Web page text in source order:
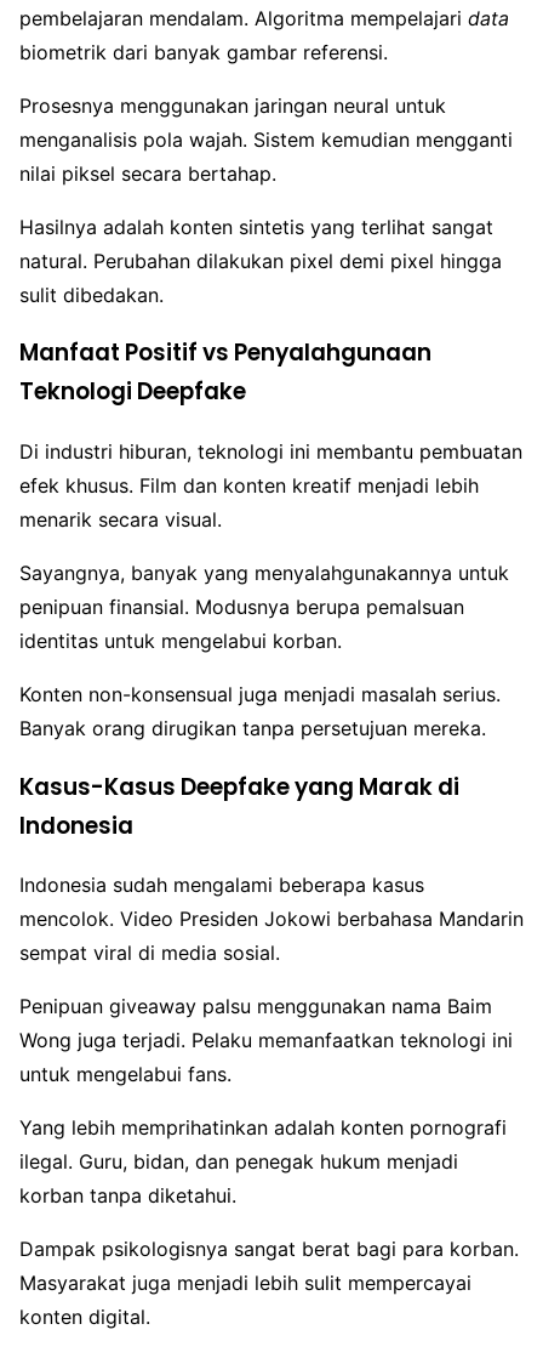
pembelajaran mendalam. Algoritma mempelajari data
biometrik dari banyak gambar referensi.
Prosesnya menggunakan jaringan neural untuk
menganalisis pola wajah. Sistem kemudian mengganti
nilai piksel secara bertahap.
Hasilnya adalah konten sintetis yang terlihat sangat
natural. Perubahan dilakukan pixel demi pixel hingga
sulit dibedakan.
Manfaat Positif vs Penyalahgunaan
Teknologi Deepfake
Di industri hiburan, teknologi ini membantu pembuatan
efek khusus. Film dan konten kreatif menjadi lebih
menarik secara visual.
Sayangnya, banyak yang menyalahgunakannya untuk
penipuan finansial. Modusnya berupa pemalsuan
identitas untuk mengelabui korban.
Konten non-konsensual juga menjadi masalah serius.
Banyak orang dirugikan tanpa persetujuan mereka.
Kasus-Kasus Deepfake yang Marak di
Indonesia
Indonesia sudah mengalami beberapa kasus
mencolok. Video Presiden Jokowi berbahasa Mandarin
sempat viral di media sosial.
Penipuan giveaway palsu menggunakan nama Baim
Wong juga terjadi. Pelaku memanfaatkan teknologi ini
untuk mengelabui fans.
Yang lebih memprihatinkan adalah konten pornografi
ilegal. Guru, bidan, dan penegak hukum menjadi
korban tanpa diketahui.
Dampak psikologisnya sangat berat bagi para korban.
Masyarakat juga menjadi lebih sulit mempercayai
konten digital.